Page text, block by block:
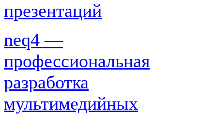
презентаций
neq4 —
профессиональная
разработка
мультимедийных